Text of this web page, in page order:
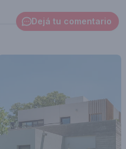
Dejá tu comentario